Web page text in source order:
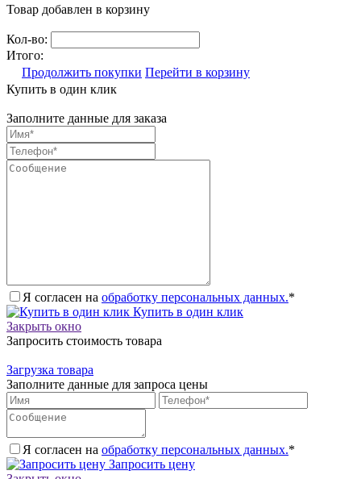
Товар добавлен в корзину
Кол-во:
Итого:
Продолжить покупки Перейти в корзину
Купить в один клик
Заполните данные для заказа
Я согласен на обработку персональных данных.*
Купить в один клик
Закрыть окно
Запросить стоимость товара
Загрузка товара
Заполните данные для запроса цены
Я согласен на обработку персональных данных.*
Запросить цену